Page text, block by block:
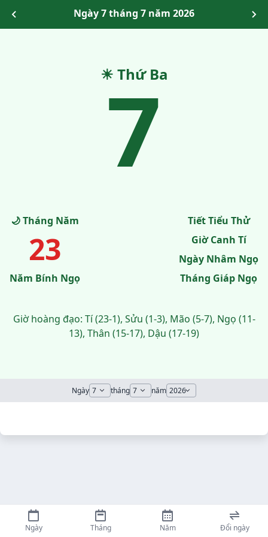
Ngày 7 tháng 7 năm 2026
☀ Thứ Ba
7
🌙 Tháng Năm
23
Năm Bính Ngọ
Tiết Tiểu Thử
Giờ Canh Tí
Ngày Nhâm Ngọ
Tháng Giáp Ngọ
Giờ hoàng đạo: Tí (23-1), Sửu (1-3), Mão (5-7), Ngọ (11-
13), Thân (15-17), Dậu (17-19)
Ngày tháng năm
Ngày Tháng Năm Đổi ngày